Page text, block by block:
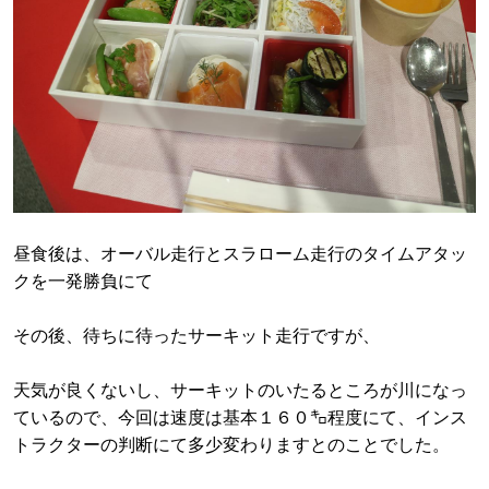
昼食後は、オーバル走行とスラローム走行のタイムアタッ
クを一発勝負にて
その後、待ちに待ったサーキット走行ですが、
天気が良くないし、サーキットのいたるところが川になっ
ているので、今回は速度は基本１６０㌔程度にて、インス
トラクターの判断にて多少変わりますとのことでした。